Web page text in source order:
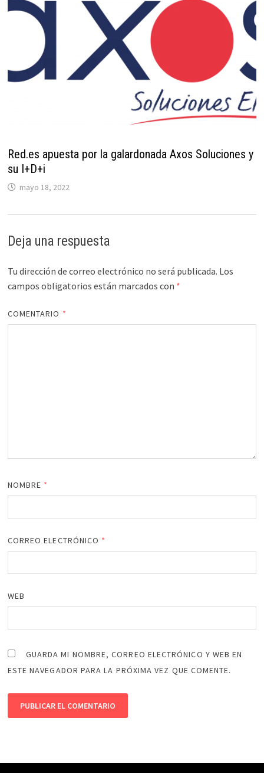
Red.es apuesta por la galardonada Axos Soluciones y
su I+D+i
mayo 18, 2022
Deja una respuesta
Tu dirección de correo electrónico no será publicada. Los
campos obligatorios están marcados con *
COMENTARIO *
NOMBRE *
CORREO ELECTRÓNICO *
WEB
GUARDA MI NOMBRE, CORREO ELECTRÓNICO Y WEB EN
ESTE NAVEGADOR PARA LA PRÓXIMA VEZ QUE COMENTE.